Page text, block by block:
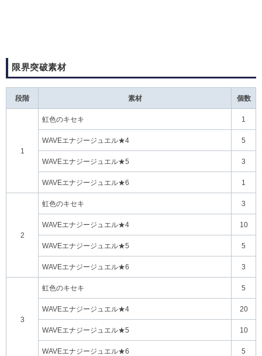
限界突破素材
段階 素材 個数
1
虹色のキセキ 1
WAVEエナジージュエル★4 5
WAVEエナジージュエル★5 3
WAVEエナジージュエル★6 1
2
虹色のキセキ 3
WAVEエナジージュエル★4 10
WAVEエナジージュエル★5 5
WAVEエナジージュエル★6 3
3
虹色のキセキ 5
WAVEエナジージュエル★4 20
WAVEエナジージュエル★5 10
WAVEエナジージュエル★6 5